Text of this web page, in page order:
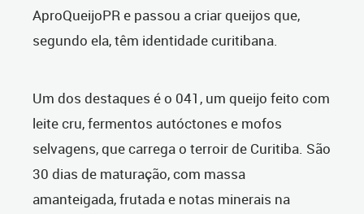
AproQueijoPR e passou a criar queijos que,
segundo ela, têm identidade curitibana.
Um dos destaques é o 041, um queijo feito com
leite cru, fermentos autóctones e mofos
selvagens, que carrega o terroir de Curitiba. São
30 dias de maturação, com massa
amanteigada, frutada e notas minerais na